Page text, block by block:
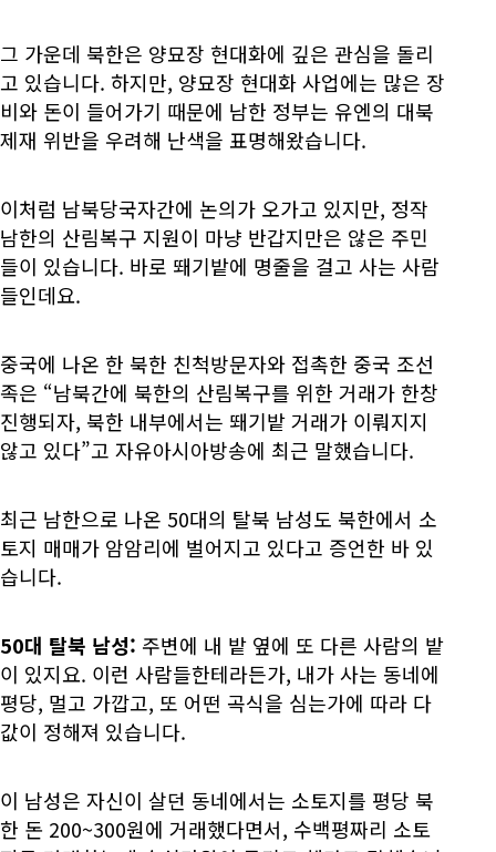
그 가운데 북한은 양묘장 현대화에 깊은 관심을 돌리
고 있습니다. 하지만, 양묘장 현대화 사업에는 많은 장
비와 돈이 들어가기 때문에 남한 정부는 유엔의 대북
제재 위반을 우려해 난색을 표명해왔습니다.
이처럼 남북당국자간에 논의가 오가고 있지만, 정작
남한의 산림복구 지원이 마냥 반갑지만은 않은 주민
들이 있습니다. 바로 뙈기밭에 명줄을 걸고 사는 사람
들인데요.
중국에 나온 한 북한 친척방문자와 접촉한 중국 조선
족은 “남북간에 북한의 산림복구를 위한 거래가 한창
진행되자, 북한 내부에서는 뙈기밭 거래가 이뤄지지
않고 있다”고 자유아시아방송에 최근 말했습니다.
최근 남한으로 나온 50대의 탈북 남성도 북한에서 소
토지 매매가 암암리에 벌어지고 있다고 증언한 바 있
습니다.
50대 탈북 남성: 주변에 내 밭 옆에 또 다른 사람의 밭
이 있지요. 이런 사람들한테라든가, 내가 사는 동네에
평당, 멀고 가깝고, 또 어떤 곡식을 심는가에 따라 다
값이 정해져 있습니다.
이 남성은 자신이 살던 동네에서는 소토지를 평당 북
한 돈 200~300원에 거래했다면서, 수백평짜리 소토